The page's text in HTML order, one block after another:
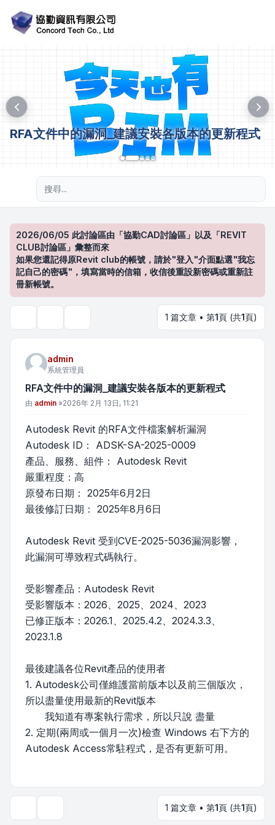
RFA文件中的漏洞_建議安裝各版本的更新程式
2026/06/05 此討論區由「協勤CAD討論區」以及「REVIT
CLUB討論區」彙整而來
如果您還記得原Revit club的帳號，請於"登入"介面點選"我忘
記自己的密碼"，填寫當時的信箱，收信後重設新密碼或重新註
冊新帳號。
1 篇文章 • 第1頁 (共1頁)
admin
系統管理員
RFA文件中的漏洞_建議安裝各版本的更新程式
文章
由 admin »2026年 2月 13日, 11:21
Autodesk Revit 的RFA文件檔案解析漏洞
Autodesk ID： ADSK-SA-2025-0009
產品、服務、組件： Autodesk Revit
嚴重程度：高
原發布日期： 2025年6月2日
最後修訂日期： 2025年8月6日
Autodesk Revit 受到CVE-2025-5036漏洞影響，
此漏洞可導致程式碼執行。
受影響產品：Autodesk Revit
受影響版本：2026、2025、2024、2023
已修正版本：2026.1、2025.4.2、2024.3.3、
2023.1.8
最後建議各位Revit產品的使用者
1. Autodesk公司僅維護當前版本以及前三個版次，
所以盡量使用最新的Revit版本
我知道有專案執行需求，所以只說 盡量
2. 定期(兩周或一個月一次)檢查 Windows 右下方的
Autodesk Access常駐程式，是否有更新可用。
1 篇文章 • 第1頁 (共1頁)